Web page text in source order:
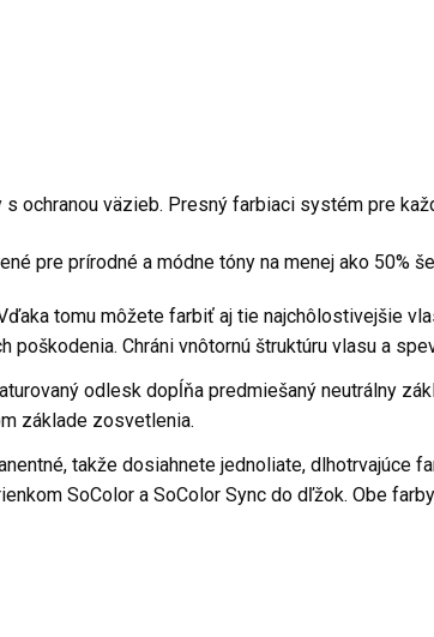
ochranou väzieb. Presný farbiaci systém pre
pre prírodné a módne tóny na menej ako 50%
tomu môžete farbiť aj tie najchôlostivejšie
Chráni vnôtornú štruktúru vlasu a
odlesk dopĺňa predmiešaný neutrálny
základe zosvetlenia.
takže dosiahnete jednoliate, dlhotrvajúce
SoColor a SoColor Sync do dľžok. Obe